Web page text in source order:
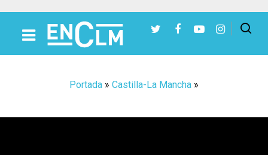
Portada » Castilla-La Mancha »